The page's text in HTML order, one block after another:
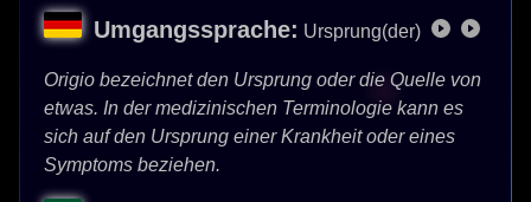
Umgangssprache: Ursprung(der)
Origio bezeichnet den Ursprung oder die Quelle von
etwas. In der medizinischen Terminologie kann es
sich auf den Ursprung einer Krankheit oder eines
Symptoms beziehen.